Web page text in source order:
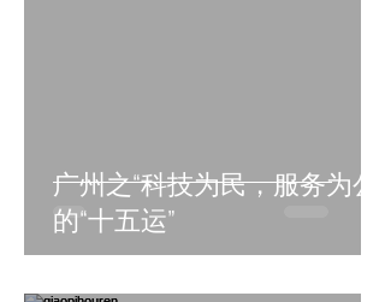
广州之“科技为民，服务为公”
的“十五运”